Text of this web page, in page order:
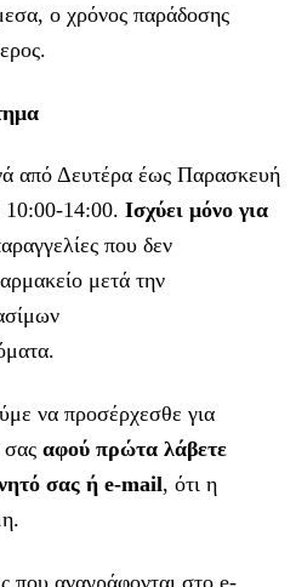
ο χρόνος παράδοσης
από Δευτέρα έως Παρασκευή
10:00-14:00. Ισχύει μόνο για
που δεν
μετά την
να προσέρχεσθε για
σας αφού πρώτα λάβετε
σας ή e-mail, ότι η